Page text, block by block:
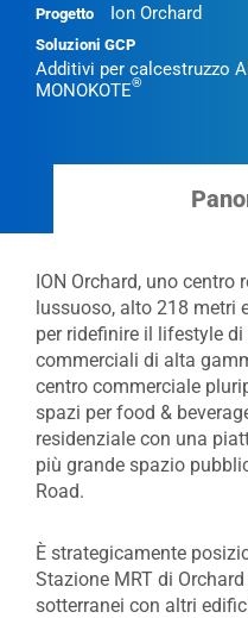
Progetto Ion Orchard
Soluzioni GCP
Additivi per calcestruzzo
MONOKOTE®
ION Orchard, uno centro
lussuoso, alto 218 metri
per ridefinire il lifestyle
commerciali di alta
centro commerciale
spazi per food &
residenziale con una
più grande spazio
Road.
È strategicamente
Stazione MRT di
sotterranei con altri